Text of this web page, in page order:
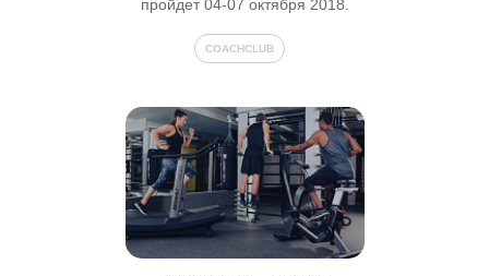
пройдет 04-07 октября 2018.
COACHCLUB